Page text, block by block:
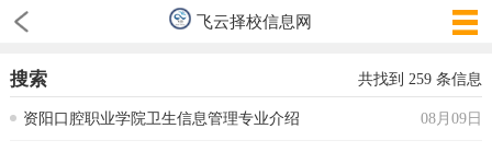
飞云择校信息网
搜索 共找到 259 条信息
资阳口腔职业学院卫生信息管理专业介绍 08月09日